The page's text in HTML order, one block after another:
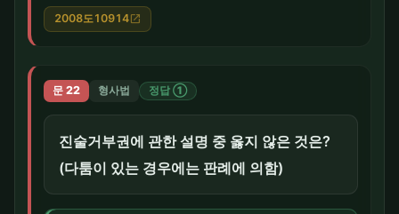
2008도10914 open_in_new
문 22 형사법 정답 ①
진술거부권에 관한 설명 중 옳지 않은 것은?
(다툼이 있는 경우에는 판례에 의함)